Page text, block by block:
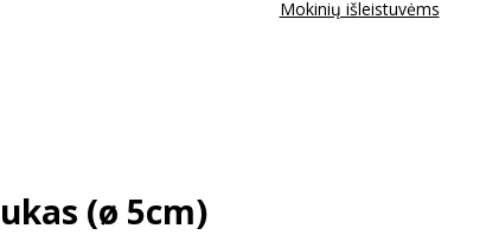
Mokinių išleistuvėms
(ø 5cm)